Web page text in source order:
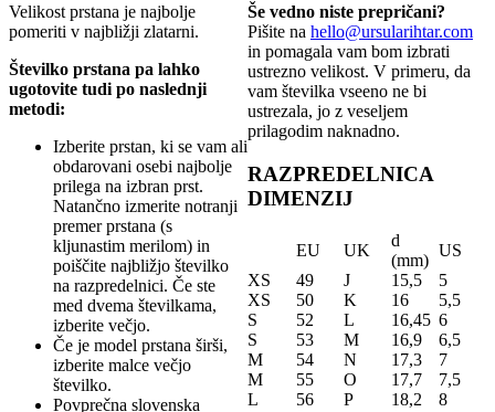
Velikost prstana je najbolje
pomeriti v najbližji zlatarni.
Številko prstana pa lahko
ugotovite tudi po naslednji
metodi:
Izberite prstan, ki se vam ali
obdarovani osebi najbolje
prilega na izbran prst.
Natančno izmerite notranji
premer prstana (s
kljunastim merilom) in
poiščite najbližjo številko
na razpredelnici. Če ste
med dvema številkama,
izberite večjo.
Če je model prstana širši,
izberite malce večjo
številko.
Povprečna slovenska
Še vedno niste prepričani?
Pišite na hello@ursularihtar.com
in pomagala vam bom izbrati
ustrezno velikost. V primeru, da
vam številka vseeno ne bi
ustrezala, jo z veseljem
prilagodim naknadno.
RAZPREDELNICA
DIMENZIJ
EU UK
d
(mm)
US
XS
49 J 15,5
5
XS
50 K 16
5,5
S
52 L 16,45 6
S
53 M 16,9
6,5
M
54 N 17,3
7
M
55 O 17,7
7,5
L
56 P 18,2
8